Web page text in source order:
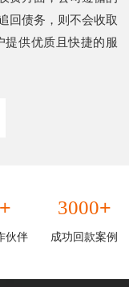
回债务，则不会收取
提供优质且快捷的服
+
伙伴
3000+
成功回款案例